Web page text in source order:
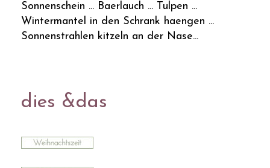
Sonnenschein ... Baerlauch ... Tulpen ...
Wintermantel in den Schrank haengen ...
Sonnenstrahlen kitzeln an der Nase...
dies &das